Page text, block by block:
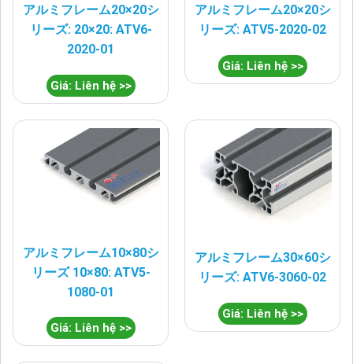
アルミフレーム20×20シ
リーズ: 20×20: ATV6-
2020-01
Giá: Liên hệ >>
アルミフレーム20×20シ
リーズ: ATV5-2020-02
Giá: Liên hệ >>
アルミフレーム10×80シ
リーズ 10×80: ATV5-
1080-01
Giá: Liên hệ >>
アルミフレーム30×60シ
リーズ: ATV6-3060-02
Giá: Liên hệ >>